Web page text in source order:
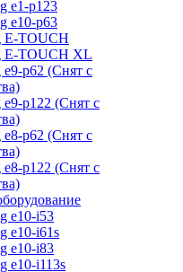
e1-p123
e10-p63
E-TOUCH
E-TOUCH XL
e9-p62 (Снят с
e9-p122 (Снят с
e8-p62 (Снят с
e8-p122 (Снят с
e10-i53
e10-i61s
e10-i83
e10-i113s